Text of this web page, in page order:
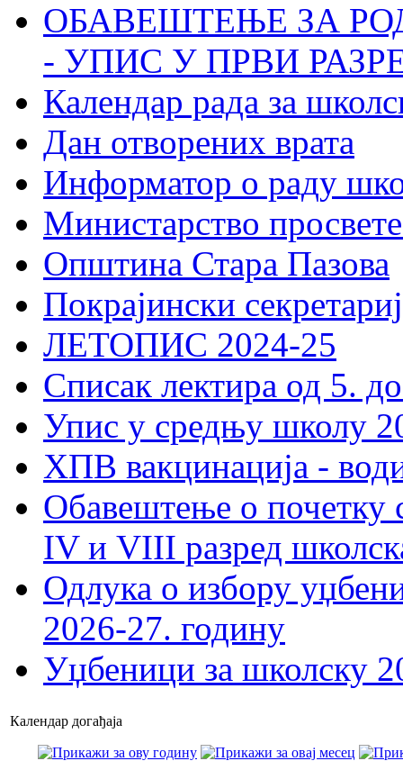
ОБАВЕШТЕЊЕ ЗА
- УПИС У ПРВИ
Календар рада за
Дан отворених врата
Информатор о раду
Министарство
Општина Стара Пазова
Покрајински
ЛЕТОПИС 2024-25
Списак лектира од 5.
Упис у средњу школу
ХПВ вакцинација -
Обавештење о почетку
IV и VIII разред
Одлука о избору
2026-27. годину
Уџбеници за школску
Календар догађаја